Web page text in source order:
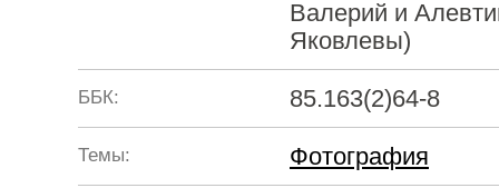
Валерий и
Яковлевы)
ББК: 85.163(2)64-8
Темы: Фотография